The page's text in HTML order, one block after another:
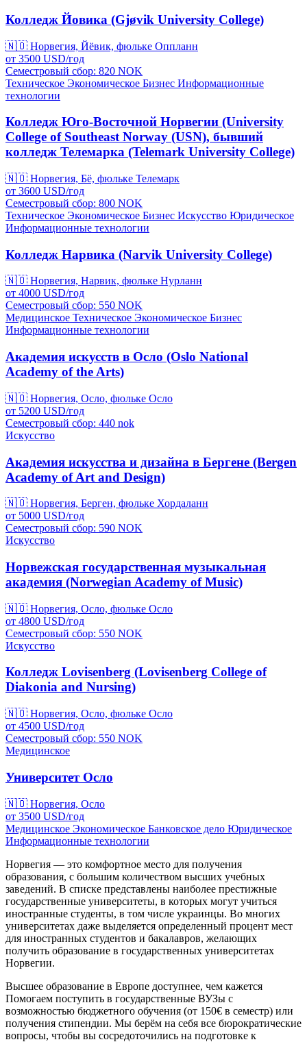
Колледж Йовика (Gjøvik University College)
🇳🇴 Норвегия, Йёвик, фюльке Оппланн
от 3500 USD/год
Семестровый сбор: 820 NOK
Техническое Экономическое Бизнес Информационные
технологии
Колледж Юго-Восточной Норвегии (University
College of Southeast Norway (USN), бывший
колледж Телемарка (Telemark University College)
🇳🇴 Норвегия, Бё, фюльке Телемарк
от 3600 USD/год
Семестровый сбор: 800 NOK
Техническое Экономическое Бизнес Искусство Юридическое
Информационные технологии
Колледж Нарвика (Narvik University College)
🇳🇴 Норвегия, Нарвик, фюльке Нурланн
от 4000 USD/год
Семестровый сбор: 550 NOK
Медицинское Техническое Экономическое Бизнес
Информационные технологии
Академия искусств в Осло (Oslo National
Academy of the Arts)
🇳🇴 Норвегия, Осло, фюльке Осло
от 5200 USD/год
Семестровый сбор: 440 nok
Искусство
Академия искусства и дизайна в Бергене (Bergen
Academy of Art and Design)
🇳🇴 Норвегия, Берген, фюльке Хордаланн
от 5000 USD/год
Семестровый сбор: 590 NOK
Искусство
Норвежская государственная музыкальная
академия (Norwegian Academy of Music)
🇳🇴 Норвегия, Осло, фюльке Осло
от 4800 USD/год
Семестровый сбор: 550 NOK
Искусство
Колледж Lovisenberg (Lovisenberg College of
Diakonia and Nursing)
🇳🇴 Норвегия, Осло, фюльке Осло
от 4500 USD/год
Семестровый сбор: 550 NOK
Медицинское
Университет Осло
🇳🇴 Норвегия, Осло
от 3500 USD/год
Медицинское Экономическое Банковское дело Юридическое
Информационные технологии
Норвегия — это комфортное место для получения
образования, с большим количеством высших учебных
заведений. В списке представлены наиболее престижные
государственные университеты, в которых могут учиться
иностранные студенты, в том числе украинцы. Во многих
университетах даже выделяется определенный процент мест
для иностранных студентов и бакалавров, желающих
получить образование в государственных университетах
Норвегии.
Высшее образование в Европе доступнее, чем кажется
Помогаем поступить в государственные ВУЗы с
возможностью бюджетного обучения (от 150€ в семестр) или
получения стипендии. Мы берём на себя все бюрократические
вопросы, чтобы вы сосредоточились на подготовке к